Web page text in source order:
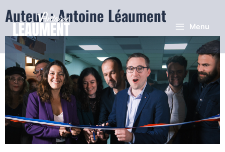
Menu
Auteur :Antoine Léaument